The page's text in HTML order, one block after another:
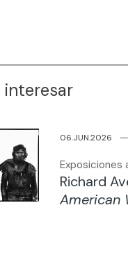
interesar
06.JUN.2026 ─
Exposiciones
Richard
American